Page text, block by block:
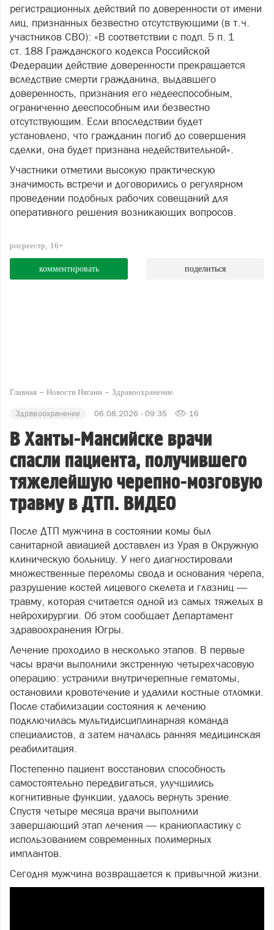
регистрационных действий по доверенности от имени
лиц, признанных безвестно отсутствующими (в т. ч.
участников СВО): «В соответствии с подп. 5 п. 1
ст. 188 Гражданского кодекса Российской
Федерации действие доверенности прекращается
вследствие смерти гражданина, выдавшего
доверенность, признания его недееспособным,
ограниченно дееспособным или безвестно
отсутствующим. Если впоследствии будет
установлено, что гражданин погиб до совершения
сделки, она будет признана недействительной».
Участники отметили высокую практическую
значимость встречи и договорились о регулярном
проведении подобных рабочих совещаний для
оперативного решения возникающих вопросов.
росреестр 16+
комментировать поделиться
Главная Новости Нягани Здравоохранение
Здравоохранение 06.08.2026 - 09:35 16
В Ханты-Мансийске врачи
спасли пациента, получившего
тяжелейшую черепно-мозговую
травму в ДТП. ВИДЕО
После ДТП мужчина в состоянии комы был
санитарной авиацией доставлен из Урая в Окружную
клиническую больницу. У него диагностировали
множественные переломы свода и основания черепа,
разрушение костей лицевого скелета и глазниц —
травму, которая считается одной из самых тяжелых в
нейрохирургии. Об этом сообщает Департамент
здравоохранения Югры.
Лечение проходило в несколько этапов. В первые
часы врачи выполнили экстренную четырехчасовую
операцию: устранили внутричерепные гематомы,
остановили кровотечение и удалили костные отломки.
После стабилизации состояния к лечению
подключилась мультидисциплинарная команда
специалистов, а затем началась ранняя медицинская
реабилитация.
Постепенно пациент восстановил способность
самостоятельно передвигаться, улучшились
когнитивные функции, удалось вернуть зрение.
Спустя четыре месяца врачи выполнили
завершающий этап лечения — краниопластику с
использованием современных полимерных
имплантов.
Сегодня мужчина возвращается к привычной жизни.